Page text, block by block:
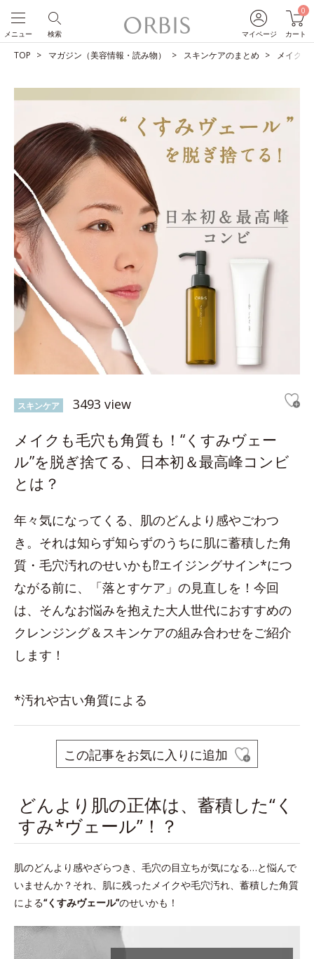
マイページ
0
カート
検索
メニュー
TOP マガジン（美容情報・読み物） スキンケアのまとめ メイクも
スキンケア 3493 view
メイクも毛穴も角質も！“くすみヴェー
ル”を脱ぎ捨てる、日本初＆最高峰コンビ
とは？
年々気になってくる、肌のどんより感やごわつ
き。それは知らず知らずのうちに肌に蓄積した角
質・毛穴汚れのせいかも⁉エイジングサイン*につ
ながる前に、「落とすケア」の見直しを！今回
は、そんなお悩みを抱えた大人世代におすすめの
クレンジング＆スキンケアの組み合わせをご紹介
します！
*汚れや古い角質による
この記事をお気に入りに追加
どんより肌の正体は、蓄積した“く
すみ*ヴェール”！？
肌のどんより感やざらつき、毛穴の目立ちが気になる…と悩んで
いませんか？それ、肌に残ったメイクや毛穴汚れ、蓄積した角質
による“くすみヴェール”のせいかも！